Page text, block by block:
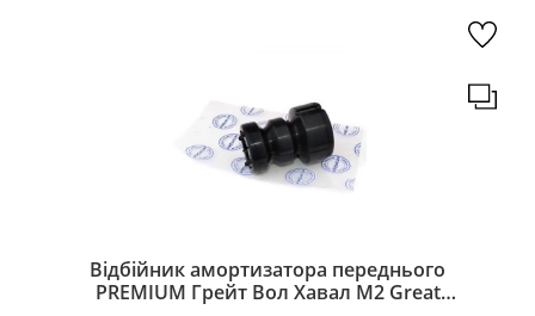
Відбійник амортизатора переднього
PREMIUM Грейт Вол Хавал М2 Great